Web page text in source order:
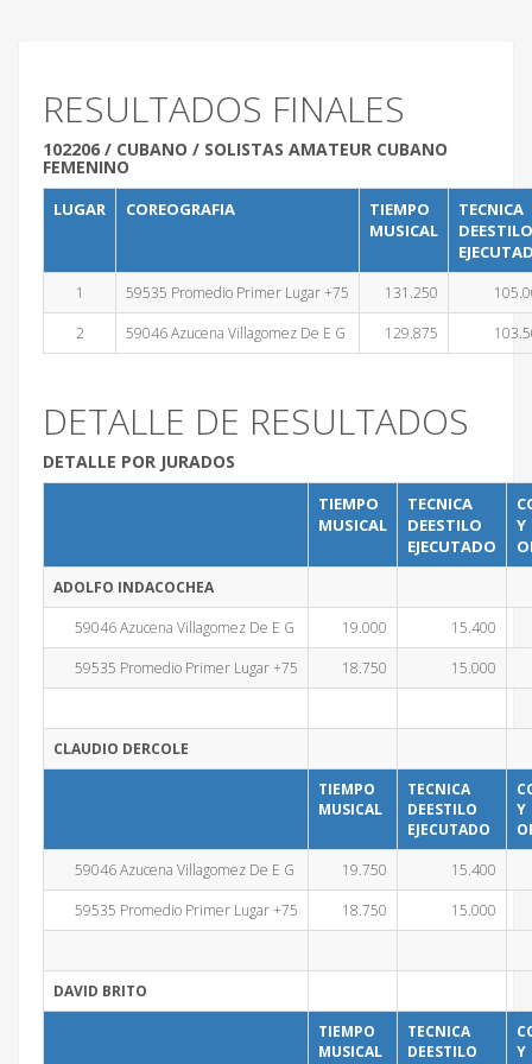
RESULTADOS FINALES
102206 / CUBANO / SOLISTAS AMATEUR CUBANO
FEMENINO
LUGAR COREOGRAFIA
TIEMPO
MUSICAL
TECNICA
DEESTILO
1 59535 Promedio Primer Lugar +75 131.250
2
59046 Azucena Villagomez De E G 129.875
DETALLE DE RESULTADOS
DETALLE POR JURADOS
TIEMPO
MUSICAL
TECNICA
DEESTILO
EJECUTADO
Y
ADOLFO INDACOCHEA
59046 Azucena Villagomez De E G
19.000
15.400
59535 Promedio Primer Lugar +75
18.750 15.000
CLAUDIO DERCOLE
TIEMPO
MUSICAL
TECNICA
DEESTILO
EJECUTADO
Y
59046 Azucena Villagomez De E G
19.750
15.400
59535 Promedio Primer Lugar +75
18.750 15.000
DAVID BRITO
TIEMPO
MUSICAL
TECNICA
DEESTILO
Y